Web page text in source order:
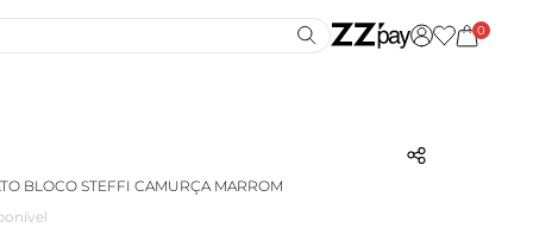
0
BLOCO STEFFI CAMURÇA MARROM